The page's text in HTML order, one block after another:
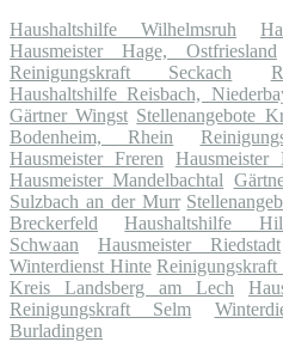
Haushaltshilfe Wilhelmsruh
Hausmeister Hage, Ostfriesland
Reinigungskraft Seckach
Haushaltshilfe Reisbach,
Gärtner Wingst Stellenangebote
Bodenheim, Rhein
Hausmeister Freren
Hausmeister Mandelbachtal
Sulzbach an der Murr
Breckerfeld
Haushaltshilfe
Schwaan
Hausmeister Riedstadt
Winterdienst Hinte Reinigungskraft
Kreis Landsberg am Lech
Reinigungskraft Selm
Burladingen